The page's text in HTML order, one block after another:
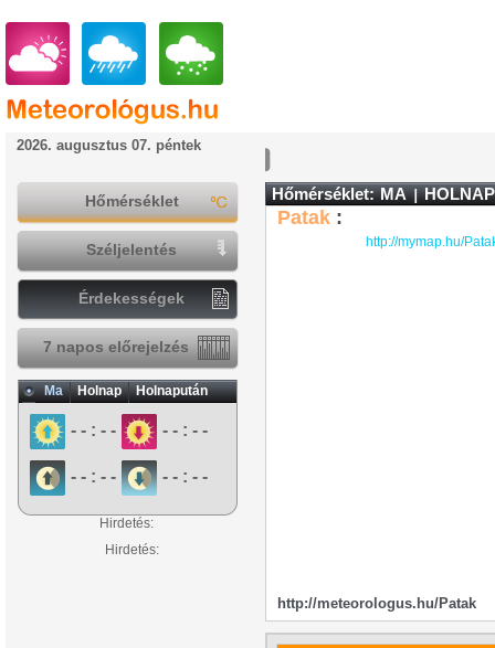
2026. augusztus 07. péntek
Hőmérséklet: MA HOLNAP
Patak :
http://mymap.hu/
http://meteorologus.hu/Patak
Hőmérséklet
Széljelentés
Érdekességek
7 napos előrejelzés
Ma Holnap Holnapután
- - : - - - - : - -
- - : - - - - : - -
Hirdetés:
Hirdetés: